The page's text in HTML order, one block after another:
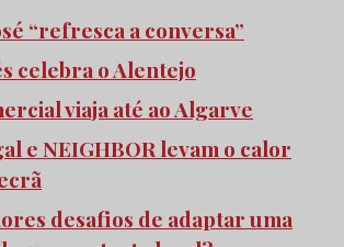
“refresca a conversa”
celebra o Alentejo
viaja até ao Algarve
e NEIGHBOR levam o calor
desafios de adaptar uma